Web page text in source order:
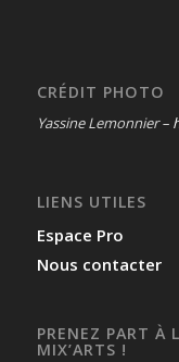
CRÉDIT PHOTO
Yassine Lemonnier –
LIENS UTILES
Espace Pro
Nous contacter
PRENEZ PART À
MIX’ARTS !